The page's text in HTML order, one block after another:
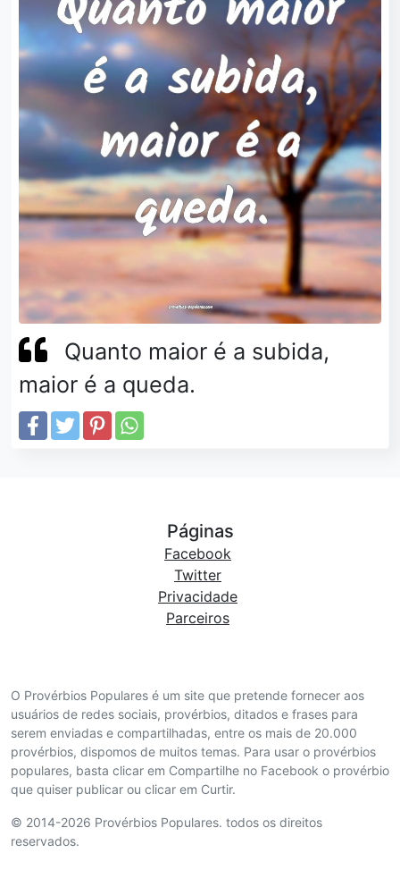
Quanto maior é a subida,
maior é a queda.
O Provérbios Populares é um site que pretende fornecer aos
usuários de redes sociais, provérbios, ditados e frases para
serem enviadas e compartilhadas, entre os mais de 20.000
provérbios, dispomos de muitos temas. Para usar o provérbios
populares, basta clicar em Compartilhe no Facebook o provérbio
que quiser publicar ou clicar em Curtir.
© 2014-2026 Provérbios Populares. todos os direitos
reservados.
Páginas
Facebook
Twitter
Privacidade
Parceiros